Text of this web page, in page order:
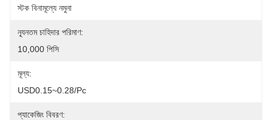
স্টক বিনামূল্যে নমুনা
ন্যূনতম চাহিদার পরিমাণ:
10,000 পিসি
মূল্য:
USD0.15~0.28/pc
প্যাকেজিং বিবরণ: